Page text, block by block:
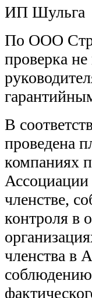
ИП
По ООО
проверка не
В
проведена
компаниях
членстве,
контроля в
членства в
соблюдению